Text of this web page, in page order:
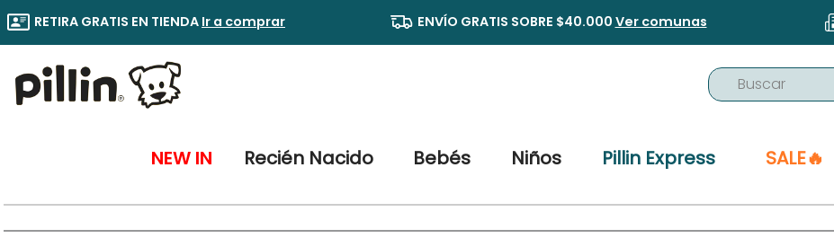
RETIRA GRATIS EN TIENDA Ir a comprar ENVÍO GRATIS SOBRE $40.000 Ver comunas
Buscar
NEW IN Recién Nacido Bebés Niños Pillin Express SALE🔥
1
buzo
3.
pijama